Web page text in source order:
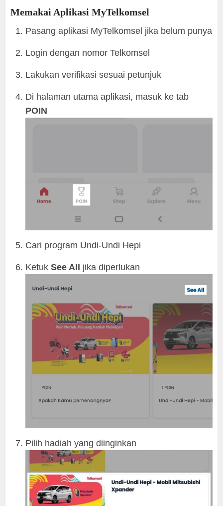
Memakai Aplikasi MyTelkomsel
Pasang aplikasi MyTelkomsel jika belum punya
Login dengan nomor Telkomsel
Lakukan verifikasi sesuai petunjuk
Di halaman utama aplikasi, masuk ke tab
POIN
Cari program Undi-Undi Hepi
KetukSee All jika diperlukan
Pilih hadiah yang diinginkan